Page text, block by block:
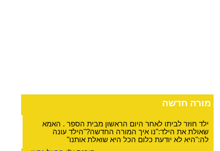
מורה חדשה
ילד חוזר לביתו לאחר היום הראשון מבית הספר . האמא
שאולת את הילד:"נו איך המורה החדשה?"הילד עונה
לה:"היא לא יודעת כלום הכל היא שואלת אותנו"